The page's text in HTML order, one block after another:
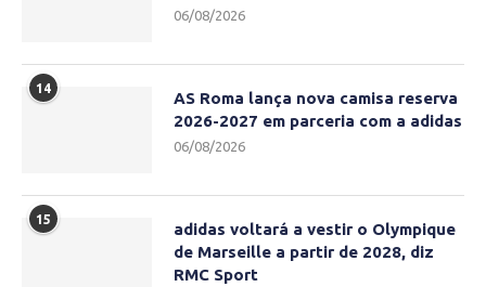
06/08/2026
14
AS Roma lança nova camisa reserva
2026-2027 em parceria com a adidas
06/08/2026
15
adidas voltará a vestir o Olympique
de Marseille a partir de 2028, diz
RMC Sport